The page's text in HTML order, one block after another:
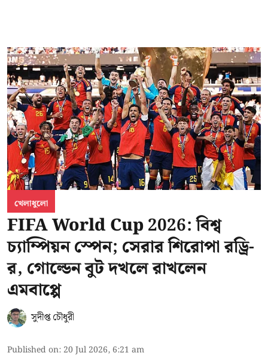
খেলাধুলো
FIFA World Cup 2026: বিশ্ব
চ্যাম্পিয়ন স্পেন; সেরার শিরোপা রড্রি-
র, গোল্ডেন বুট দখলে রাখলেন
এমবাপ্পে
সুদীপ্ত চৌধুরী
Published on: 20 Jul 2026, 6:21 am